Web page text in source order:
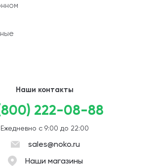
Наши контакты
222-08-88
Ежедневно с 9:00 до 22:00
sales@noko.ru
Наши магазины